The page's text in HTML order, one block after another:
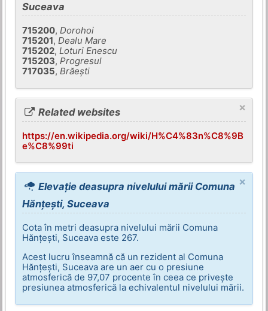
Suceava
715200,Dorohoi
715201,Dealu Mare
715202,Loturi Enescu
715203,Progresul
717035,Brăeşti
×
Related websites
https://en.wikipedia.org/wiki/H%C4%83n%C8%9B
e%C8%99ti
×
Elevație deasupra nivelului mării Comuna
Hănțești, Suceava
Cota în metri deasupra nivelului mării Comuna
Hănțești, Suceava este 267.
Acest lucru înseamnă că un rezident al Comuna
Hănțești, Suceava are un aer cu o presiune
atmosferică de 97,07 procente în ceea ce privește
presiunea atmosferică la echivalentul nivelului mării.